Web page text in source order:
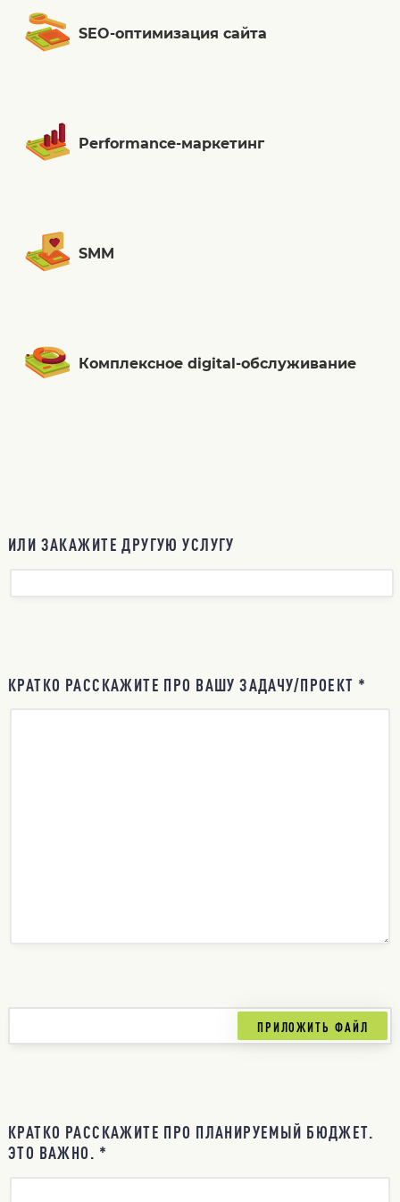
SEO-оптимизация сайта
Performance-маркетинг
SMM
Комплексное digital-обслуживание
ИЛИ ЗАКАЖИТЕ ДРУГУЮ УСЛУГУ
КРАТКО РАССКАЖИТЕ ПРО ВАШУ ЗАДАЧУ/ПРОЕКТ *
КРАТКО РАССКАЖИТЕ ПРО ПЛАНИРУЕМЫЙ БЮДЖЕТ.
ЭТО ВАЖНО. *